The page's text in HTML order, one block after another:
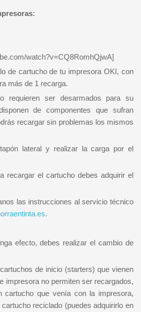
watch?v=CQ8RomhQjwA]
de cartucho de tu impresora OKI, con
más de 1 recarga.
requieren ser desarmados para su
de componentes que sufran
recargar sin problemas los mismos
lateral y realizar la carga por el
recargar el cartucho debes adquirir el
las instrucciones al servicio técnico
.
efecto, debes realizar el cambio de
de inicio (starters) que vienen
impresora no permiten ser recargados,
cartucho que venía con la impresora,
reciclado (puedes adquirirlo en